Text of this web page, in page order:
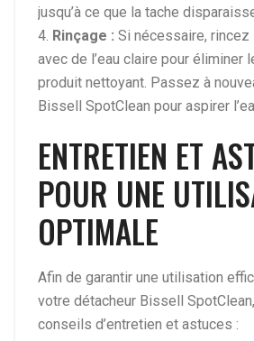
jusqu’à ce que la tache
4. Rinçage : Si nécessaire,
avec de l’eau claire pour éliminer
produit nettoyant. Passez à
Bissell SpotClean pour aspirer
ENTRETIEN ET
POUR UNE
OPTIMALE
Afin de garantir une utilisation
votre détacheur Bissell
conseils d’entretien et astuces :